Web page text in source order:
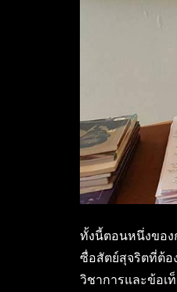
ทั้งนี้ตอนหนึ่งของ
ซื่อสัตย์สุจริตที่ต้อ
วิชาการและข้อเ